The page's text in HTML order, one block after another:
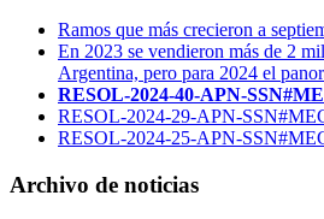
Ramos que más crecieron a
En 2023 se vendieron más de 2
Argentina, pero para 2024 el
RESOL-2024-40-APN-
RESOL-2024-29-APN-
RESOL-2024-25-APN-
Archivo de noticias